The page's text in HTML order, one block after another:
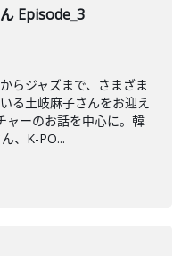
Episode_3
らジャズまで、さまざま
る土岐麻子さんをお迎え
ャーのお話を中心に。韓
、K-PO...